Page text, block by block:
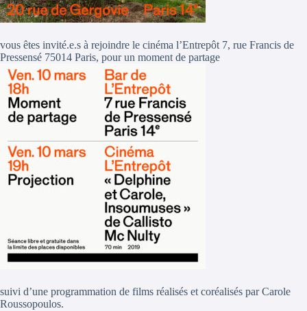
vous êtes invité.e.s à rejoindre le cinéma l’Entrepôt 7, rue Francis de
Pressensé 75014 Paris, pour un moment de partage
suivi d’une programmation de films réalisés et coréalisés par Carole
Roussopoulos.